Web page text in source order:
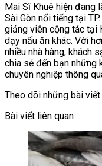
Mai Sĩ Khuê hiện đang
Sài Gòn nổi tiếng tại
giảng viên cộng tác tại
dạy nấu ăn khác. Với
nhiều nhà hàng, khách
chia sẻ đến bạn những
chuyên nghiệp thông
Theo dõi những bài
Bài viết liên quan